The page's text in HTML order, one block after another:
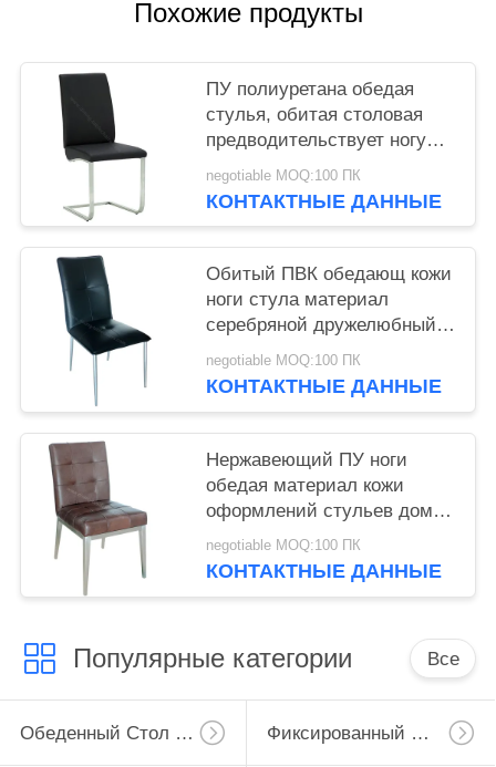
Похожие продукты
ПУ полиуретана обедая
стулья, обитая столовая
предводительствует ногу
стали Стайнесс
negotiable MOQ:100 ПК
КОНТАКТНЫЕ ДАННЫЕ
Обитый ПВК обедающ кожи
ноги стула материал
серебряной дружелюбный
нежный
negotiable MOQ:100 ПК
КОНТАКТНЫЕ ДАННЫЕ
Нержавеющий ПУ ноги
обедая материал кожи
оформлений стульев домой
дружелюбный мягкий
negotiable MOQ:100 ПК
КОНТАКТНЫЕ ДАННЫЕ
Популярные категории Все
Обеденный Стол Расширения Фиксированный Обеденный Стол